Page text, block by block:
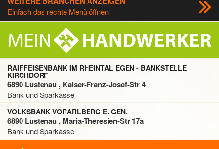
Einfach das rechte Menü öffnen
RAIFFEISENBANK IM RHEINTAL EGEN - BANKSTELLE
KIRCHDORF
6890 Lustenau , Kaiser-Franz-Josef-Str 4
Bank und Sparkasse
VOLKSBANK VORARLBERG E. GEN.
6890 Lustenau , Maria-Theresien-Str 17a
Bank und Sparkasse